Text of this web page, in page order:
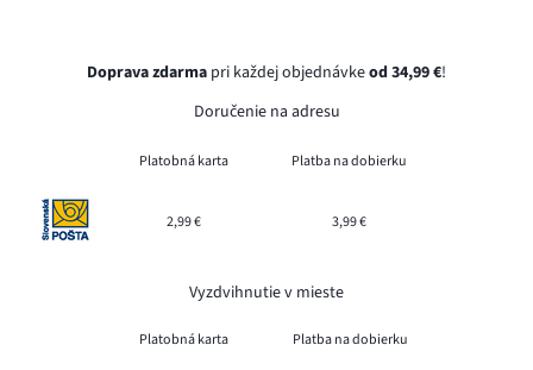
Doprava zdarma pri každej objednávkeod 34,99 €!
Doručenie na adresu
Platobná karta Platba na dobierku
2,99 € 3,99 €
Vyzdvihnutie v mieste
Platobná karta Platba na dobierku